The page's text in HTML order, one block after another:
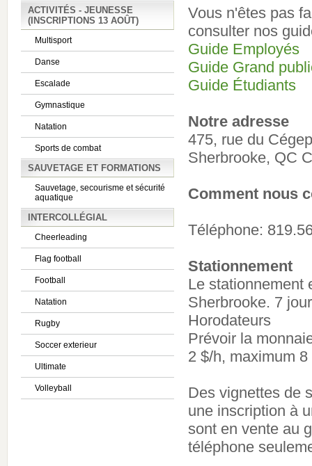
ACTIVITÉS - JEUNESSE
(INSCRIPTIONS 13 AOÛT)
Multisport
Danse
Escalade
Gymnastique
Natation
Sports de combat
SAUVETAGE ET FORMATIONS
Sauvetage, secourisme et sécurité
aquatique
INTERCOLLÉGIAL
Cheerleading
Flag football
Football
Natation
Rugby
Soccer exterieur
Ultimate
Volleyball
Vous n'êtes pas
consulter nos
Guide Employés
Guide Grand
Guide Étudiants
Notre adresse
475, rue du Cégep
Sherbrooke, QC
Comment nous
Téléphone:
Stationnement
Le stationnement
Sherbrooke. 7
Horodateurs
Prévoir la
2 $/h, maximum
Des vignettes de
une inscription à
sont en vente au
téléphone